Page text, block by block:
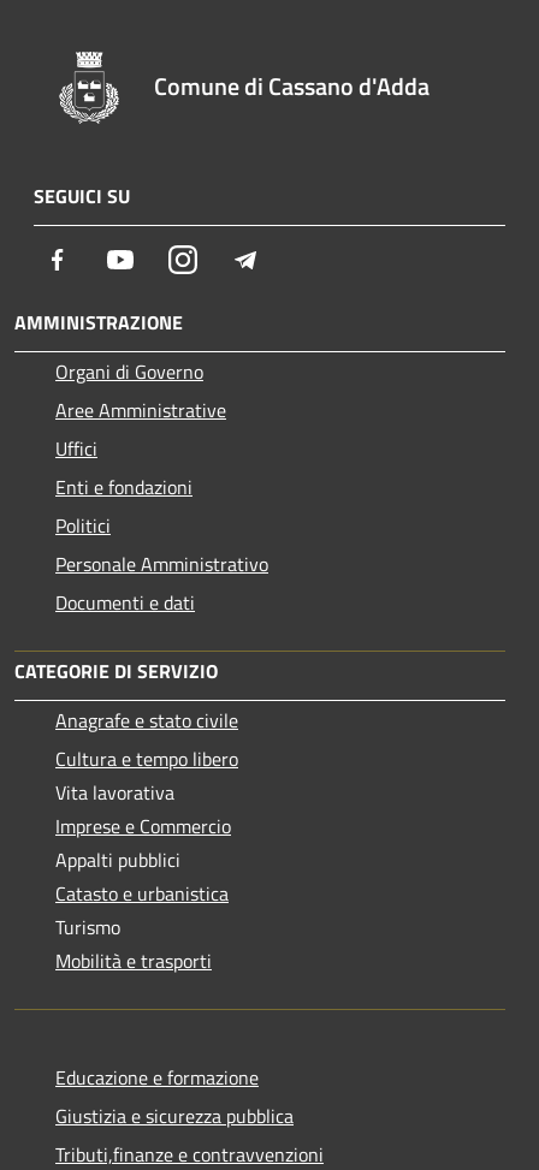
Comune di Cassano d'Adda
SEGUICI SU
Facebook YoutubeInstagram
AMMINISTRAZIONE
Organi di Governo
Aree Amministrative
Uffici
Enti e fondazioni
Politici
Personale Amministrativo
Documenti e dati
CATEGORIE DI SERVIZIO
Anagrafe e stato civile
Cultura e tempo libero
Vita lavorativa
Imprese e Commercio
Appalti pubblici
Catasto e urbanistica
Turismo
Mobilità e trasporti
Educazione e formazione
Giustizia e sicurezza pubblica
Tributi,finanze e contravvenzioni